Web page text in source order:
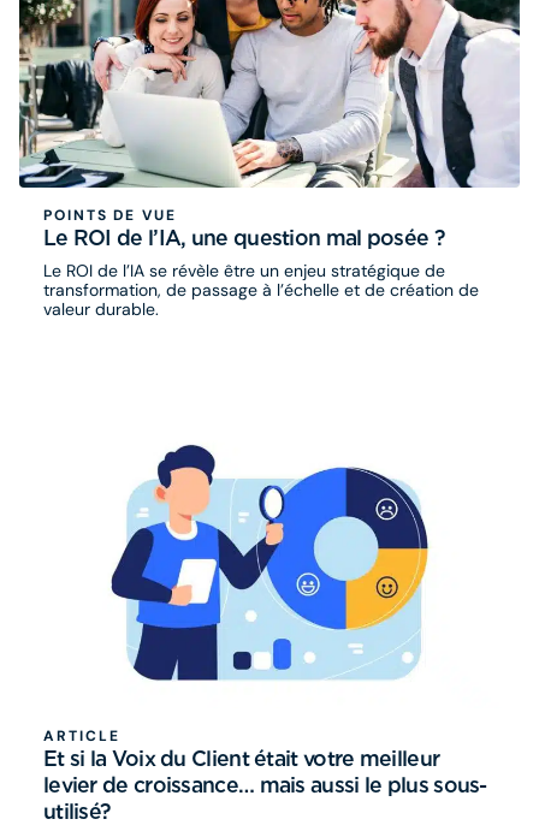
POINTS DE VUE
Le ROI de l’IA, une question mal posée ?
Le ROI de l’IA se révèle être un enjeu stratégique de
transformation, de passage à l’échelle et de création de
valeur durable.
ARTICLE
Et si la Voix du Client était votre meilleur
levier de croissance… mais aussi le plus sous-
utilisé?